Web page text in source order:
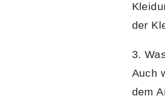
der
3.
Auch
dem